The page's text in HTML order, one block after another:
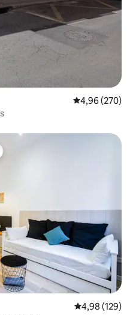
Note
4,96 (270)
les plus aimés
Note
4,98 (129)